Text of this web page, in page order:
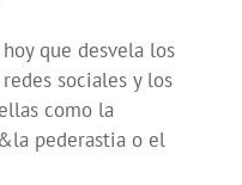
que desvela los
sociales y los
como la
pederastia o el